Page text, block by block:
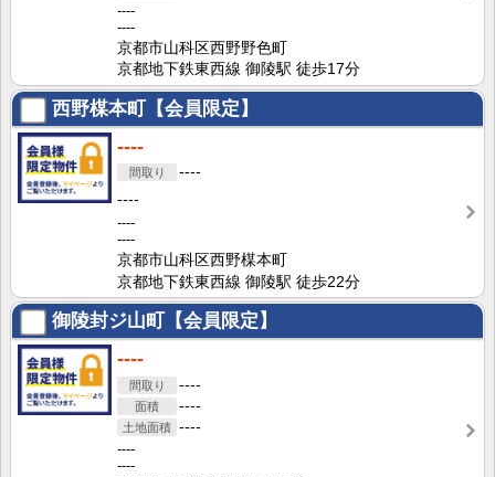
----
----
京都市山科区西野野色町
京都地下鉄東西線 御陵駅 徒歩17分
西野楳本町【会員限定】
----
----
----
----
----
京都市山科区西野楳本町
京都地下鉄東西線 御陵駅 徒歩22分
御陵封ジ山町【会員限定】
----
----
----
----
----
----